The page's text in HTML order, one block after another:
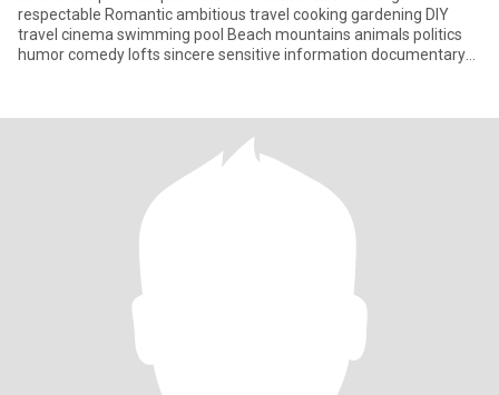
respectable Romantic ambitious travel cooking gardening DIY
travel cinema swimming pool Beach mountains animals politics
humor comedy lofts sincere sensitive information documentary